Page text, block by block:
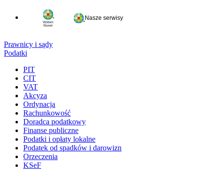
Nasze serwisy
Prawnicy i sądy
Podatki
PIT
CIT
VAT
Akcyza
Ordynacja
Rachunkowość
Doradca podatkowy
Finanse publiczne
Podatki i opłaty lokalne
Podatek od spadków i darowizn
Orzeczenia
KSeF